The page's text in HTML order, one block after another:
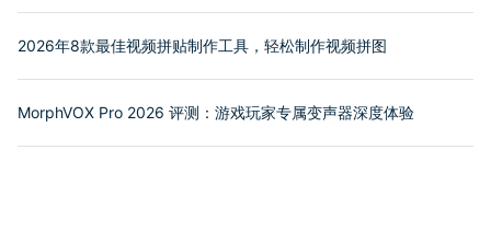
2026年8款最佳视频拼贴制作工具，轻松制作视频拼图
MorphVOX Pro 2026 评测：游戏玩家专属变声器深度体验